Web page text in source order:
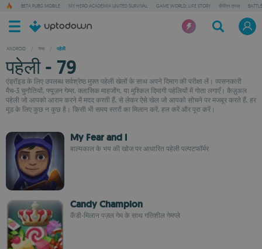
BETA PUBG MOBILE MY HERO ACADEMIA UNITED SURVIVAL GAME WORLD: LIFE STORY वीपीएन एप्पस
ANDROID / गेम्स / पहेली
पहेली - 79
एंड्रॉइड के लिए उपलब्ध सर्वश्रेष्ठ मुफ़्त पहेली खेलों के साथ अपने दिमाग की परीक्षा लें। व्यसनकारी
मैच-3 चुनौतियों, फ्यूज़न गेम्स, क्लासिक माहजोंग, या मुश्किल दिमागी पहेलियों में गोता लगाएँ। कैज़ुअल
पहेली जो आपको आराम करने में मदद करती हैं, से लेकर ऐसे खेल जो आपको सोचने पर मजबूर करते हैं, हर
मूड के लिए कुछ न कुछ है। किसी भी समय स्तरों का मिलान करें, हल करें और पूरा करें।
My Fear and I
बाल्यकाल के भय की खोज पर आधारित पहेली पल्पटफॉर्मर
Candy Champion
कैंडी-मिलान पज़ल गेम के साथ गतिशील गेमप्ले